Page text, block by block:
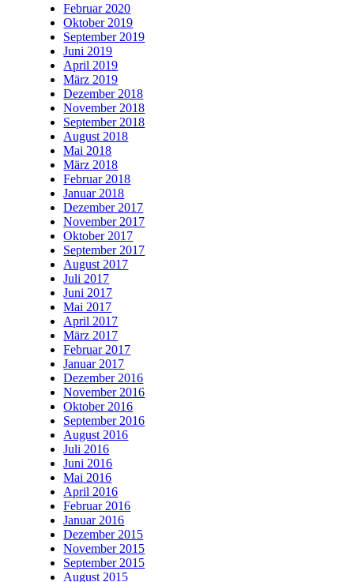
Februar 2020
Oktober 2019
September 2019
Juni 2019
April 2019
März 2019
Dezember 2018
November 2018
September 2018
August 2018
Mai 2018
März 2018
Februar 2018
Januar 2018
Dezember 2017
November 2017
Oktober 2017
September 2017
August 2017
Juli 2017
Juni 2017
Mai 2017
April 2017
März 2017
Februar 2017
Januar 2017
Dezember 2016
November 2016
Oktober 2016
September 2016
August 2016
Juli 2016
Juni 2016
Mai 2016
April 2016
Februar 2016
Januar 2016
Dezember 2015
November 2015
September 2015
August 2015